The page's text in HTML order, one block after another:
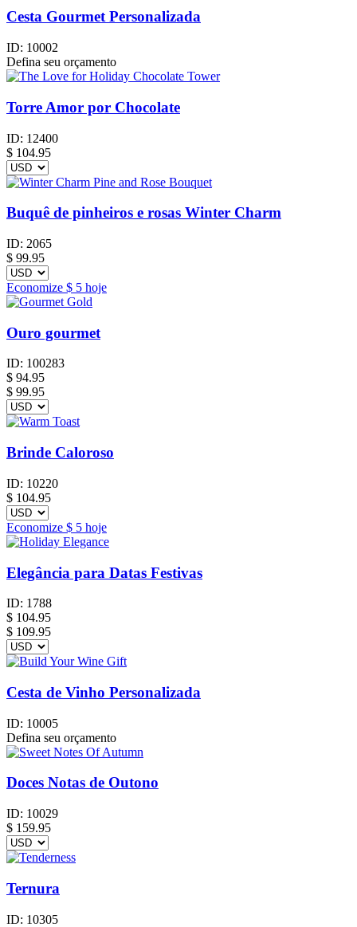
Cesta Gourmet Personalizada
ID: 10002
Defina seu orçamento
Torre Amor por Chocolate
ID: 12400
$ 104.95
Buquê de pinheiros e rosas Winter Charm
ID: 2065
$ 99.95
Economize $ 5 hoje
Ouro gourmet
ID: 100283
$ 94.95
$ 99.95
Brinde Caloroso
ID: 10220
$ 104.95
Economize $ 5 hoje
Elegância para Datas Festivas
ID: 1788
$ 104.95
$ 109.95
Cesta de Vinho Personalizada
ID: 10005
Defina seu orçamento
Doces Notas de Outono
ID: 10029
$ 159.95
Ternura
ID: 10305